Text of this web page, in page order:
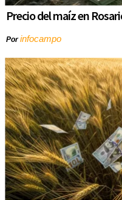
Precio del maíz en
Porinfocampo